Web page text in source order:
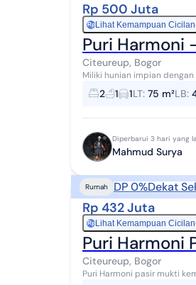
Rp 500 Juta
RpLihat Kemampuan
Puri Harmoni
Citeureup, Bogor
Miliki hunian impian
merupakan pilihan tepat
2 1 1LT: 75 m²LB:
Diperbarui 3 hari yang
Mahmud Surya
Rumah DP 0%Dekat
Rp 432 Juta
RpLihat Kemampuan
Puri Harmoni
Citeureup, Bogor
Puri Harmoni pasir mukti